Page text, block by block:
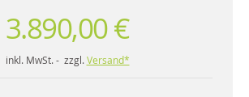
3.890,00 €
inkl. MwSt. - zzgl. Versand*